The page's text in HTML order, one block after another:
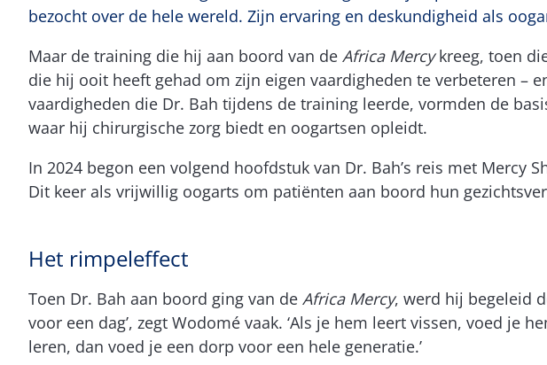
bezocht over de hele wereld. Zijn ervaring en deskundigheid als
Maar de training die hij aan boord van de Africa Mercykreeg, toen
die hij ooit heeft gehad om zijn eigen vaardigheden te verbeteren –
vaardigheden die Dr. Bah tijdens de training leerde, vormden de
waar hij chirurgische zorg biedt en oogartsen opleidt.
In 2024 begon een volgend hoofdstuk van Dr. Bah’s reis met
Dit keer als vrijwillig oogarts om patiënten aan boord hun
Het rimpeleffect
Toen Dr. Bah aan boord ging van de Africa Mercy, werd hij begeleid
voor een dag’, zegt Wodomé vaak. ‘Als je hem leert vissen, voed je
leren, dan voed je een dorp voor een hele generatie.’